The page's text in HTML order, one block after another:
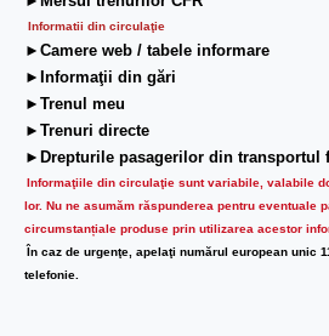
Informatii din circulaţie
►Camere web / tabele informare
►Informaţii din gări
►Trenul meu
►Trenuri directe
►Drepturile pasagerilor din transportul
Informaţiile din circulaţie sunt variabile, valabile
lor. Nu ne asumăm răspunderea pentru eventuale
circumstanțiale produse prin utilizarea acestor
În caz de urgenţe, apelaţi numărul european unic
telefonie.